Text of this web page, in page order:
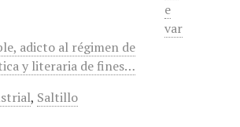
e
var
adicto al régimen de
y literaria de fines…
, Saltillo